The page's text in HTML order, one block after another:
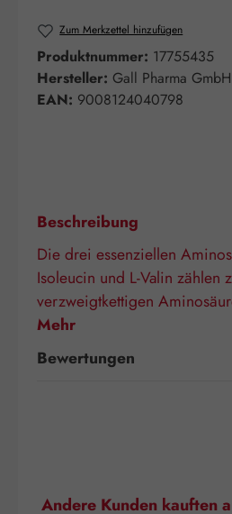
Zum Merkzettel hinzufügen
Produktnummer: 17755435
Hersteller: Gall Pharma GmbH
EAN: 9008124040798
Beschreibung
Die drei essenziellen
Isoleucin und L-Valin zählen
verzweigtkettigen
Mehr
Bewertungen
Produktgalerie überspringen
Andere Kunden kauften